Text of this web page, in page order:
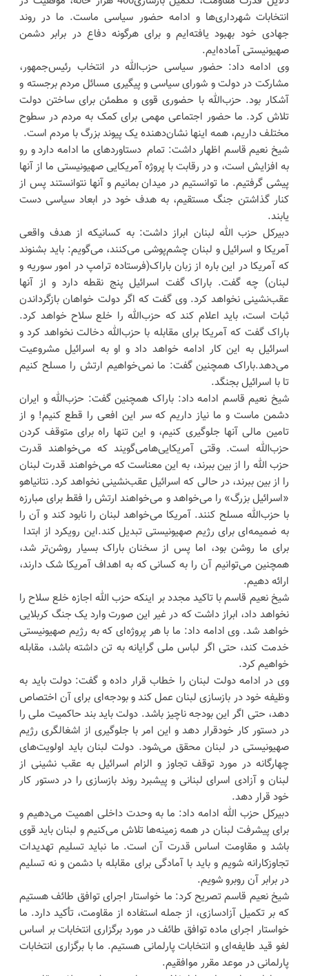
انتخابات شهرداری‌ها و ادامه حضور سیاسی ماست. ما در روند
جهادی خود بهبود یافته‌ایم و برای هرگونه دفاع در برابر دشمن
صهیونیستی آماده‌ایم.
وی ادامه داد: حضور سیاسی حزب‌الله در انتخاب رئیس‌جمهور،
مشارکت در دولت و شورای سیاسی و پیگیری مسائل مردم برجسته و
آشکار بود. حزب‌الله با حضوری قوی و مطمئن برای ساختن دولت
تلاش کرد. ما حضور اجتماعی مهمی برای کمک به مردم در سطوح
مختلف داریم، همه اینها نشان‌دهنده یک پیوند بزرگ با مردم است.
شیخ نعیم قاسم اظهار داشت: تمام دستاوردهای ما ادامه دارد و رو
به افزایش است، و در رقابت با پروژه آمریکایی صهیونیستی ما از آنها
پیشی گرفتیم. ما توانستیم در میدان بمانیم و آنها نتوانستند پس از
کنار گذاشتن جنگ مستقیم، به هدف خود در ابعاد سیاسی دست
یابند.
دبیرکل حزب الله لبنان ابراز داشت: به کسانیکه از هدف واقعی
آمریکا و اسرائیل و لبنان چشم‌پوشی می‌کنند، می‌گویم: باید بشنوند
که آمریکا در این باره از زبان باراک(فرستاده ترامپ در امور سوریه و
لبنان) چه گفت. باراک گفت اسرائیل پنج نقطه دارد و از آنها
عقب‌نشینی نخواهد کرد. وی گفت که اگر دولت خواهان بازگرداندن
ثبات است، باید اعلام کند که حزب‌الله را خلع سلاح خواهد کرد.
باراک گفت که آمریکا برای مقابله با حزب‌الله دخالت نخواهد کرد و
اسرائیل به این کار ادامه خواهد داد و او به اسرائیل مشروعیت
می‌دهد.باراک همچنین گفت: ما نمی‌خواهیم ارتش را مسلح کنیم
تا با اسرائیل بجنگد.
شیخ نعیم قاسم ادامه داد: باراک همچنین گفت: حزب‌الله و ایران
دشمن ماست و ما نیاز داریم که سر این افعی را قطع کنیم! و از
تامین مالی آنها جلوگیری کنیم، و این تنها راه برای متوقف کردن
حزب‌الله است. وقتی آمریکایی‌هامی‌گویند که می‌خواهند قدرت
حزب الله را از بین ببرند، به این معناست که می‌خواهند قدرت لبنان
را از بین ببرند، در حالی که اسرائیل عقب‌نشینی نخواهد کرد. نتانیاهو
«اسرائیل بزرگ» را می‌خواهد و می‌خواهند ارتش را فقط برای مبارزه
با حزب‌الله مسلح کنند. آمریکا می‌خواهد لبنان را نابود کند و آن را
به ضمیمه‌ای برای رژیم صهیونیستی تبدیل کند.این رویکرد از ابتدا
برای ما روشن بود، اما پس از سخنان باراک بسیار روشن‌تر شد،
همچنین می‌توانیم آن را به کسانی که به اهداف آمریکا شک دارند،
ارائه دهیم.
شیخ نعیم قاسم با تاکید مجدد بر اینکه حزب الله اجازه خلع سلاح را
نخواهد داد، ابراز داشت که در غیر این صورت وارد یک جنگ کربلایی
خواهد شد. وی ادامه داد: ما با هر پروژه‌ای که به رژیم صهیونیستی
خدمت کند، حتی اگر لباس ملی گرایانه به تن داشته باشد، مقابله
خواهیم کرد.
وی در ادامه دولت لبنان را خطاب قرار داده و گفت: دولت باید به
وظیفه خود در بازسازی لبنان عمل کند و بودجه‌ای برای آن اختصاص
دهد، حتی اگر این بودجه ناچیز باشد. دولت باید بند حاکمیت ملی را
در دستور کار خودقرار دهد و این امر با جلوگیری از اشغالگری رژیم
صهیونیستی در لبنان محقق می‌شود. دولت لبنان باید اولویت‌های
چهارگانه در مورد توقف تجاوز و الزام اسرائیل به عقب نشینی از
لبنان و آزادی اسرای لبنانی و پیشبرد روند بازسازی را در دستور کار
خود قرار دهد.
دبیرکل حزب الله ادامه داد: ما به وحدت داخلی اهمیت می‌دهیم و
برای پیشرفت لبنان در همه زمینه‌ها تلاش می‌کنیم و لبنان باید قوی
باشد و مقاومت اساس قدرت آن است. ما نباید تسلیم تهدیدات
تجاوزکارانه شویم و باید با آمادگی برای مقابله با دشمن و نه تسلیم
در برابر آن روبرو شویم.
شیخ نعیم قاسم تصریح کرد: ما خواستار اجرای توافق طائف هستیم
که بر تکمیل آزادسازی، از جمله استفاده از مقاومت، تأکید دارد. ما
خواستار اجرای ماده توافق طائف در مورد برگزاری انتخابات بر اساس
لغو قید طایفه‌ای و انتخابات پارلمانی هستیم. ما با برگزاری انتخابات
پارلمانی در موعد مقرر موافقیم.